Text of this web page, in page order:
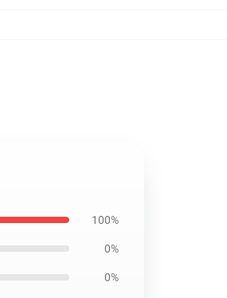
100%
0%
0%